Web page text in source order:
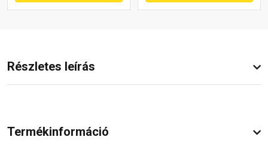
Részletes leírás
Termékinformáció